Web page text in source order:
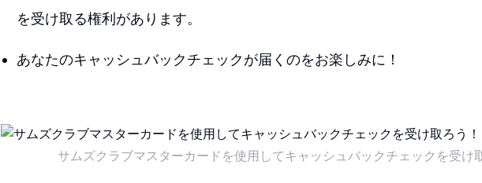
を受け取る権利があります。
あなたのキャッシュバックチェックが届くのをお楽しみに！
サムズクラブマスターカードを使用してキャッシュバックチェックを受け